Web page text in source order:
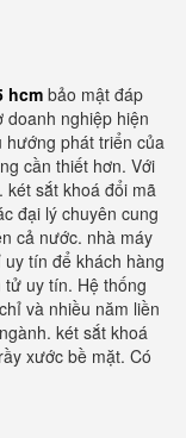
hcm bảo mật đáp
nghiệp hiện
hướng phát triển của
cần thiết hơn. Với
két sắt khoá đổi mã
đại lý chuyên cung
cả nước. nhà máy
tín để khách hàng
uy tín. Hệ thống
và nhiều năm liền
két sắt khoá
xước bề mặt. Có